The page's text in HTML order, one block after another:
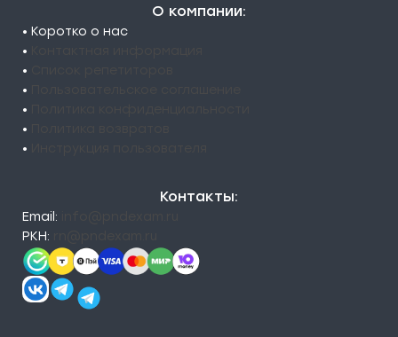
О компании:
• Коротко о нас
•
•
•
•
•
•
Контакты:
Email:
РКН: